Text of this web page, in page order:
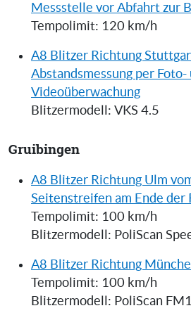
Messstelle vor Abfahrt zur
Tempolimit: 120 km/h
A8 Blitzer Richtung
Abstandsmessung per Foto-
Videoüberwachung
Blitzermodell: VKS 4.5
Gruibingen
A8 Blitzer Richtung Ulm
Seitenstreifen am Ende der
Tempolimit: 100 km/h
Blitzermodell: PoliScan
A8 Blitzer Richtung
Tempolimit: 100 km/h
Blitzermodell: PoliScan FM1